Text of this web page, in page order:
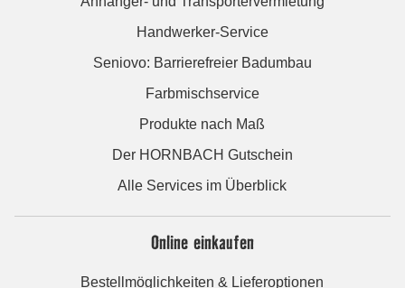
Handwerker-Service
Seniovo: Barrierefreier Badumbau
Farbmischservice
Produkte nach Maß
Der HORNBACH Gutschein
Alle Services im Überblick
Online einkaufen
Bestellmöglichkeiten & Lieferoptionen